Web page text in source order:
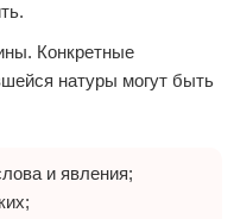
Конкретные
натуры могут быть
и явления;